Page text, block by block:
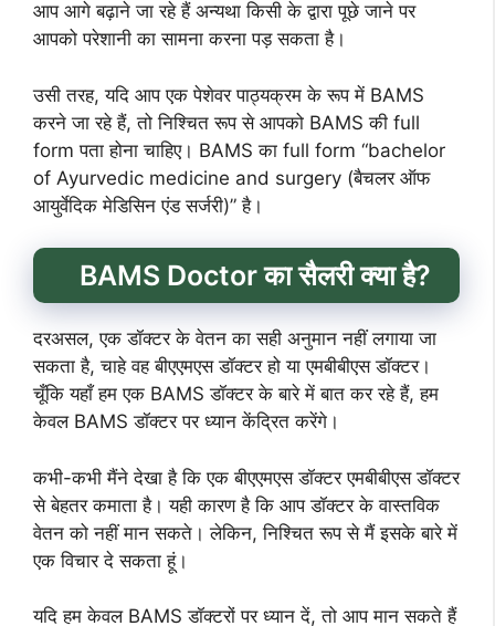
आप आगे बढ़ाने जा रहे हैं अन्यथा किसी के द्वारा पूछे जाने पर
आपको परेशानी का सामना करना पड़ सकता है।
उसी तरह, यदि आप एक पेशेवर पाठ्यक्रम के रूप में BAMS
करने जा रहे हैं, तो निश्चित रूप से आपको BAMS की full
form पता होना चाहिए। BAMS का full form “bachelor
of Ayurvedic medicine and surgery (बैचलर ऑफ
आयुर्वेदिक मेडिसिन एंड सर्जरी)” है।
BAMS Doctor का सैलरी क्या है?
दरअसल, एक डॉक्टर के वेतन का सही अनुमान नहीं लगाया जा
सकता है, चाहे वह बीएएमएस डॉक्टर हो या एमबीबीएस डॉक्टर।
चूँकि यहाँ हम एक BAMS डॉक्टर के बारे में बात कर रहे हैं, हम
केवल BAMS डॉक्टर पर ध्यान केंद्रित करेंगे।
कभी-कभी मैंने देखा है कि एक बीएएमएस डॉक्टर एमबीबीएस डॉक्टर
से बेहतर कमाता है। यही कारण है कि आप डॉक्टर के वास्तविक
वेतन को नहीं मान सकते। लेकिन, निश्चित रूप से मैं इसके बारे में
एक विचार दे सकता हूं।
यदि हम केवल BAMS डॉक्टरों पर ध्यान दें, तो आप मान सकते हैं